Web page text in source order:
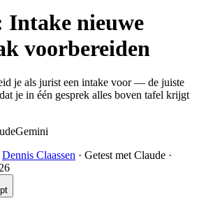
Intake nieuwe
voorbereiden
je als jurist een intake voor — de juiste
je in één gesprek alles boven tafel krijgt
Gemini
Dennis Claassen · Getest met Claude ·